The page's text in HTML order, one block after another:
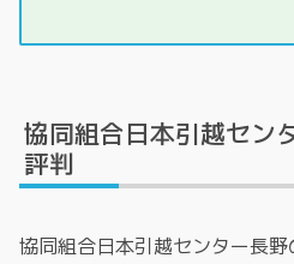
協同組合日本引越セン
評判
協同組合日本引越センター長